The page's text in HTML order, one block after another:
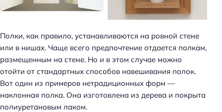
Полки, как правило, устанавливаются на ровной стене
или в нишах. Чаще всего предпочтение отдается полкам,
размещенным на стене. Но и в этом случае можно
отойти от стандартных способов навешивания полок.
Вот один из примеров нетрадиционных форм —
наклонная полка. Она изготовлена из дерева и покрыта
полиуретановым лаком.